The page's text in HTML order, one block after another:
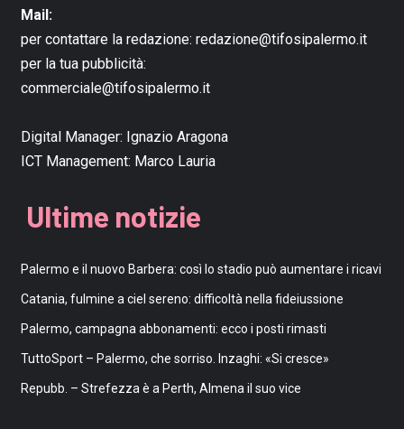
Mail:
per contattare la redazione: redazione@tifosipalermo.it
per la tua pubblicità:
commerciale@tifosipalermo.it
Digital Manager: Ignazio Aragona
ICT Management: Marco Lauria
Ultime notizie
Palermo e il nuovo Barbera: così lo stadio può aumentare i ricavi
Catania, fulmine a ciel sereno: difficoltà nella fideiussione
Palermo, campagna abbonamenti: ecco i posti rimasti
TuttoSport – Palermo, che sorriso. Inzaghi: «Si cresce»
Repubb. – Strefezza è a Perth, Almena il suo vice